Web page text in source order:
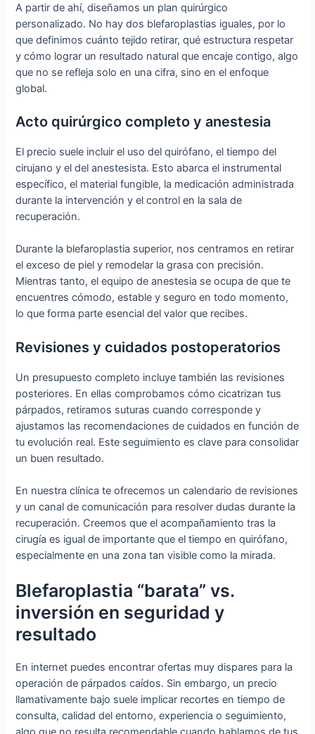
A partir de ahí, diseñamos un plan quirúrgico
personalizado. No hay dos blefaroplastias iguales, por lo
que definimos cuánto tejido retirar, qué estructura respetar
y cómo lograr un resultado natural que encaje contigo, algo
que no se refleja solo en una cifra, sino en el enfoque
global.
Acto quirúrgico completo y anestesia
El precio suele incluir el uso del quirófano, el tiempo del
cirujano y el del anestesista. Esto abarca el instrumental
específico, el material fungible, la medicación administrada
durante la intervención y el control en la sala de
recuperación.
Durante la blefaroplastia superior, nos centramos en retirar
el exceso de piel y remodelar la grasa con precisión.
Mientras tanto, el equipo de anestesia se ocupa de que te
encuentres cómodo, estable y seguro en todo momento,
lo que forma parte esencial del valor que recibes.
Revisiones y cuidados postoperatorios
Un presupuesto completo incluye también las revisiones
posteriores. En ellas comprobamos cómo cicatrizan tus
párpados, retiramos suturas cuando corresponde y
ajustamos las recomendaciones de cuidados en función de
tu evolución real. Este seguimiento es clave para consolidar
un buen resultado.
En nuestra clínica te ofrecemos un calendario de revisiones
y un canal de comunicación para resolver dudas durante la
recuperación. Creemos que el acompañamiento tras la
cirugía es igual de importante que el tiempo en quirófano,
especialmente en una zona tan visible como la mirada.
Blefaroplastia “barata” vs.
inversión en seguridad y
resultado
En internet puedes encontrar ofertas muy dispares para la
operación de párpados caídos. Sin embargo, un precio
llamativamente bajo suele implicar recortes en tiempo de
consulta, calidad del entorno, experiencia o seguimiento,